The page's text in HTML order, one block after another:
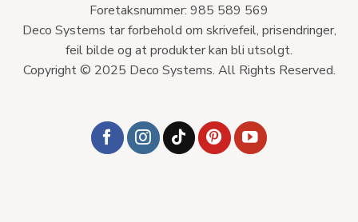
Foretaksnummer: 985 589 569
Deco Systems tar forbehold om skrivefeil, prisendringer,
feil bilde og at produkter kan bli utsolgt.
Copyright © 2025 Deco Systems. All Rights Reserved.